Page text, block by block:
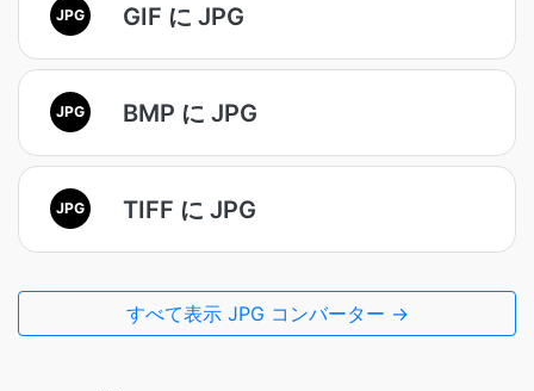
JPG GIF に JPG
JPG BMP に JPG
JPG TIFF に JPG
すべて表示 JPG コンバーター →